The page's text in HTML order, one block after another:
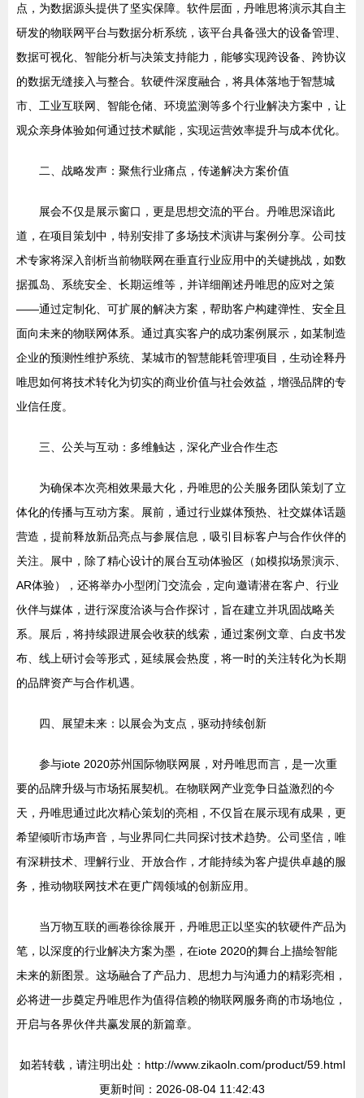
点，为数据源头提供了坚实保障。软件层面，丹唯思将演示其自主
研发的物联网平台与数据分析系统，该平台具备强大的设备管理、
数据可视化、智能分析与决策支持能力，能够实现跨设备、跨协议
的数据无缝接入与整合。软硬件深度融合，将具体落地于智慧城
市、工业互联网、智能仓储、环境监测等多个行业解决方案中，让
观众亲身体验如何通过技术赋能，实现运营效率提升与成本优化。
二、战略发声：聚焦行业痛点，传递解决方案价值
展会不仅是展示窗口，更是思想交流的平台。丹唯思深谙此
道，在项目策划中，特别安排了多场技术演讲与案例分享。公司技
术专家将深入剖析当前物联网在垂直行业应用中的关键挑战，如数
据孤岛、系统安全、长期运维等，并详细阐述丹唯思的应对之策
——通过定制化、可扩展的解决方案，帮助客户构建弹性、安全且
面向未来的物联网体系。通过真实客户的成功案例展示，如某制造
企业的预测性维护系统、某城市的智慧能耗管理项目，生动诠释丹
唯思如何将技术转化为切实的商业价值与社会效益，增强品牌的专
业信任度。
三、公关与互动：多维触达，深化产业合作生态
为确保本次亮相效果最大化，丹唯思的公关服务团队策划了立
体化的传播与互动方案。展前，通过行业媒体预热、社交媒体话题
营造，提前释放新品亮点与参展信息，吸引目标客户与合作伙伴的
关注。展中，除了精心设计的展台互动体验区（如模拟场景演示、
AR体验），还将举办小型闭门交流会，定向邀请潜在客户、行业
伙伴与媒体，进行深度洽谈与合作探讨，旨在建立并巩固战略关
系。展后，将持续跟进展会收获的线索，通过案例文章、白皮书发
布、线上研讨会等形式，延续展会热度，将一时的关注转化为长期
的品牌资产与合作机遇。
四、展望未来：以展会为支点，驱动持续创新
参与iote 2020苏州国际物联网展，对丹唯思而言，是一次重
要的品牌升级与市场拓展契机。在物联网产业竞争日益激烈的今
天，丹唯思通过此次精心策划的亮相，不仅旨在展示现有成果，更
希望倾听市场声音，与业界同仁共同探讨技术趋势。公司坚信，唯
有深耕技术、理解行业、开放合作，才能持续为客户提供卓越的服
务，推动物联网技术在更广阔领域的创新应用。
当万物互联的画卷徐徐展开，丹唯思正以坚实的软硬件产品为
笔，以深度的行业解决方案为墨，在iote 2020的舞台上描绘智能
未来的新图景。这场融合了产品力、思想力与沟通力的精彩亮相，
必将进一步奠定丹唯思作为值得信赖的物联网服务商的市场地位，
开启与各界伙伴共赢发展的新篇章。
如若转载，请注明出处：http://www.zikaoln.com/product/59.html
更新时间：2026-08-04 11:42:43